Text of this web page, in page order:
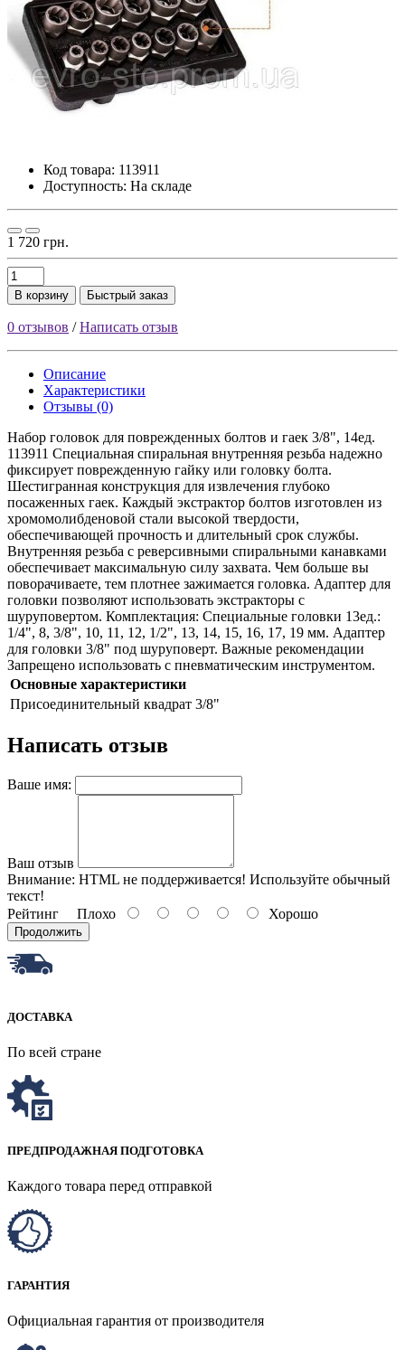
Код товара: 113911
Доступность: На складе
1 720 грн.
В корзину Быстрый заказ
0 отзывов /Написать отзыв
Описание
Характеристики
Отзывы (0)
Набор головок для поврежденных болтов и гаек 3/8", 14ед.
113911 Специальная спиральная внутренняя резьба надежно
фиксирует поврежденную гайку или головку болта.
Шестигранная конструкция для извлечения глубоко
посаженных гаек. Каждый экстрактор болтов изготовлен из
хромомолибденовой стали высокой твердости,
обеспечивающей прочность и длительный срок службы.
Внутренняя резьба с реверсивными спиральными канавками
обеспечивает максимальную силу захвата. Чем больше вы
поворачиваете, тем плотнее зажимается головка. Адаптер для
головки позволяют использовать экстракторы с
шуруповертом. Комплектация: Специальные головки 13ед.:
1/4", 8, 3/8", 10, 11, 12, 1/2", 13, 14, 15, 16, 17, 19 мм. Адаптер
для головки 3/8" под шуруповерт. Важные рекомендации
Запрещено использовать с пневматическим инструментом.
Основные характеристики
Присоединительный квадрат 3/8"
Написать отзыв
Ваше имя:
Ваш отзыв
Внимание: HTML не поддерживается! Используйте обычный
текст!
Рейтинг Плохо Хорошо
Продолжить
ДОСТАВКА
По всей стране
ПРЕДПРОДАЖНАЯ ПОДГОТОВКА
Каждого товара перед отправкой
ГАРАНТИЯ
Официальная гарантия от производителя